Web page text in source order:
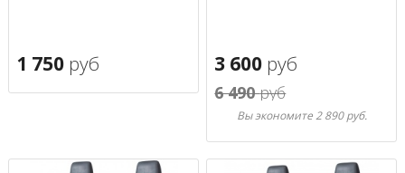
1 750 руб 3 600 руб
6 490руб
Вы экономите 2 890 руб.